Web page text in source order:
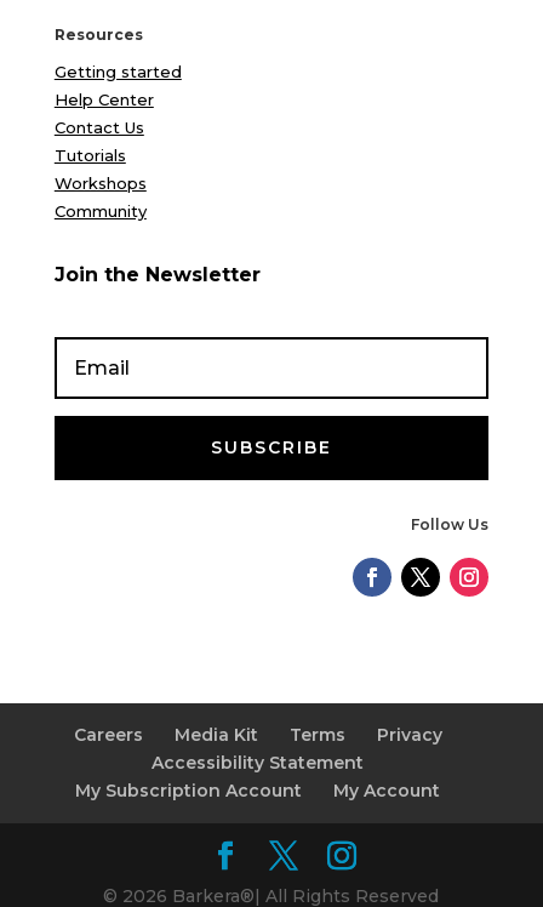
Resources
Getting started
Help Center
Contact Us
Tutorials
Workshops
Community
Join the Newsletter
SUBSCRIBE
Follow Us
Careers Media Kit Terms
Privacy
Accessibility Statement
My Subscription Account
My Account
© 2026 Barkera®| All Rights Reserved